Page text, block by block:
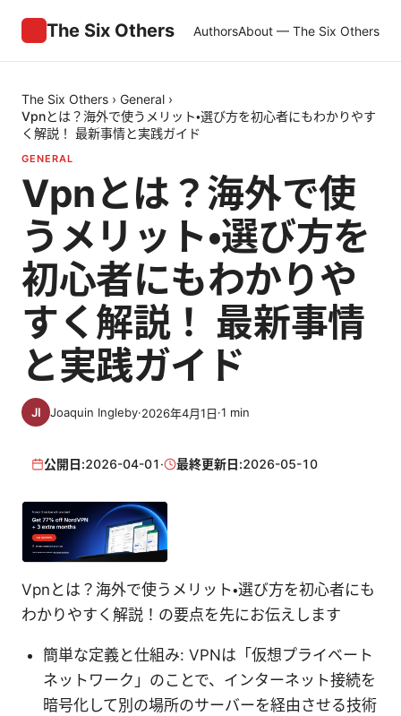
The Six Others AuthorsAbout — The Six Others
The Six Others › General ›
Vpnとは？海外で使うメリット・選び方を初心者にもわかりやす
く解説！ 最新事情と実践ガイド
GENERAL
Vpnとは？海外で使
うメリット・選び方を
初心者にもわかりや
すく解説！ 最新事情
と実践ガイド
Joaquin Ingleby·2026年4月1日·1 min
公開日:2026-04-01· 最終更新日:2026-05-10
Vpnとは？海外で使うメリット・選び方を初心者にも
わかりやすく解説！の要点を先にお伝えします
簡単な定義と仕組み: VPNは「仮想プライベート
ネットワーク」のことで、インターネット接続を
暗号化して別の場所のサーバーを経由させる技術